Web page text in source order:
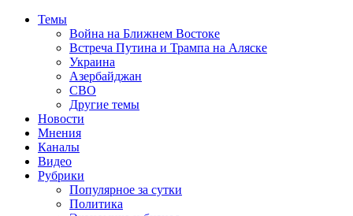
Темы
Война на Ближнем Востоке
Встреча Путина и Трампа на Аляске
Украина
Азербайджан
СВО
Другие темы
Новости
Мнения
Каналы
Видео
Рубрики
Популярное за сутки
Политика